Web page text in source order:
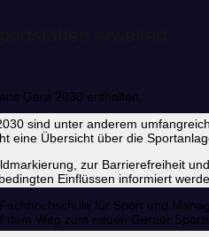
erweitert
Gera 2030 enthalten.
sind unter anderem
Übersicht über die
zur Barrierefreiheit
Einflüssen informiert
für Sport und
Weg zum neuen Geraer